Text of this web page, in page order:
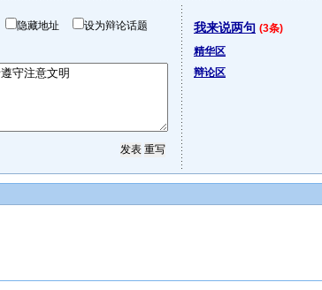
隐藏地址 设为辩论话题 我来说两句 (3条)
精华区
辩论区